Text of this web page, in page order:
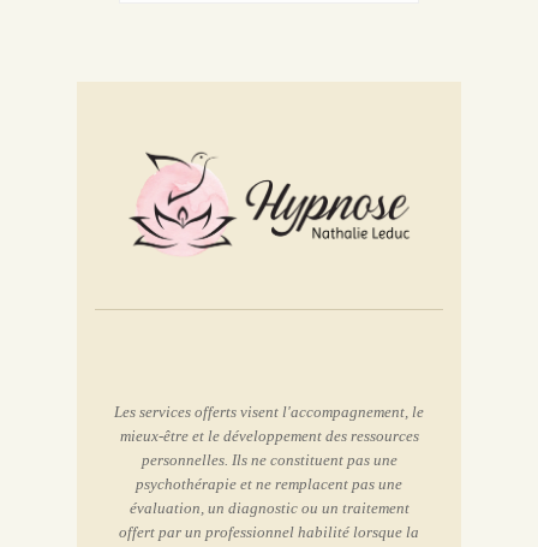
Les services offerts visent l'accompagnement, le
mieux-être et le développement des ressources
personnelles. Ils ne constituent pas une
psychothérapie et ne remplacent pas une
évaluation, un diagnostic ou un traitement
offert par un professionnel habilité lorsque la